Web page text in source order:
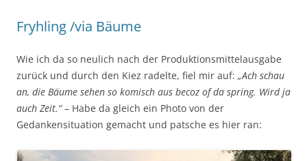
Fryhling /via Bäume
Wie ich da so neulich nach der Produktionsmittelausgabe
zurück und durch den Kiez radelte, fiel mir auf: „Ach schau
an, die Bäume sehen so komisch aus becoz of da spring. Wird ja
auch Zeit.“– Habe da gleich ein Photo von der
Gedankensituation gemacht und patsche es hier ran: